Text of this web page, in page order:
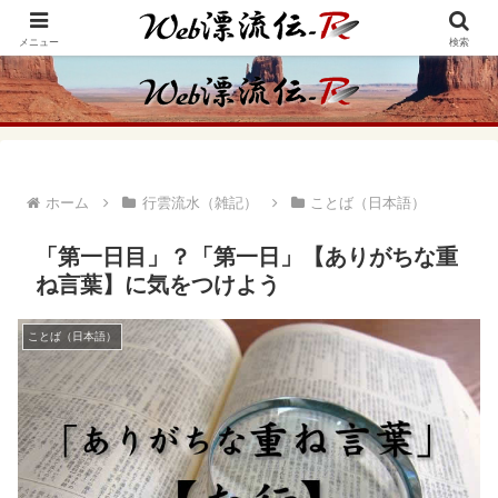
アメリカ・インディアンの思想・生き方からの学びをメインに、趣味や経験則
からの情報を発信
ホーム 行雲流水（雑記） ことば（日本語）
「第一日目」？「第一日」【ありがちな重
ね言葉】に気をつけよう
ことば（日本語）
メニュー 検索